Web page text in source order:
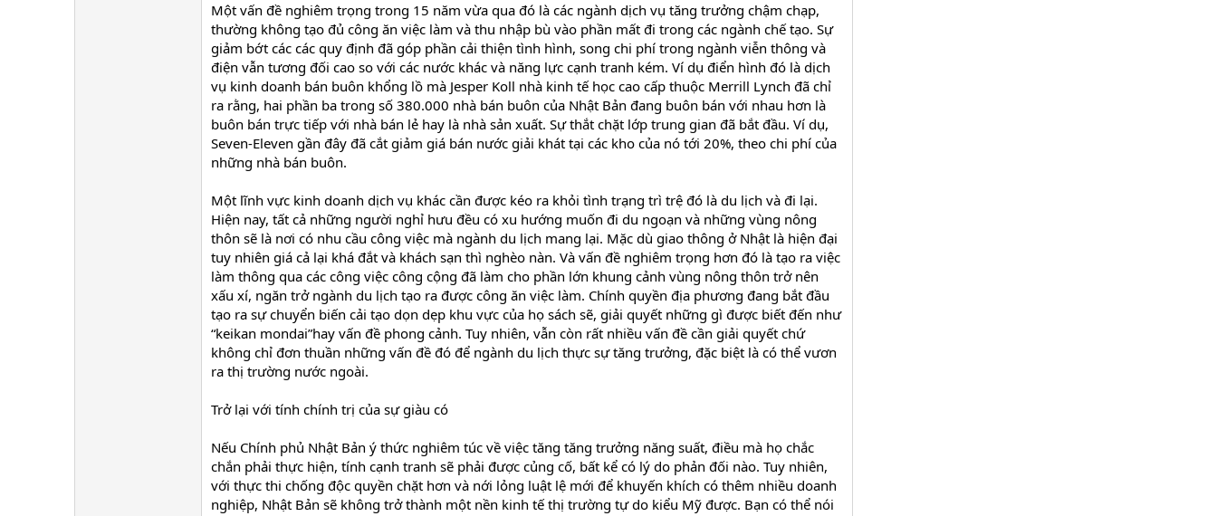
Một vấn đề nghiêm trọng trong 15 năm vừa qua đó là các ngành dịch vụ tăng trưởng chậm chạp,
thường không tạo đủ công ăn việc làm và thu nhập bù vào phần mất đi trong các ngành chế tạo. Sự
giảm bớt các các quy định đã góp phần cải thiện tình hình, song chi phí trong ngành viễn thông và
điện vẫn tương đối cao so với các nước khác và năng lực cạnh tranh kém. Ví dụ điển hình đó là dịch
vụ kinh doanh bán buôn khổng lồ mà Jesper Koll nhà kinh tế học cao cấp thuộc Merrill Lynch đã chỉ
ra rằng, hai phần ba trong số 380.000 nhà bán buôn của Nhật Bản đang buôn bán với nhau hơn là
buôn bán trực tiếp với nhà bán lẻ hay là nhà sản xuất. Sự thắt chặt lớp trung gian đã bắt đầu. Ví dụ,
Seven-Eleven gần đây đã cắt giảm giá bán nước giải khát tại các kho của nó tới 20%, theo chi phí của
những nhà bán buôn.
Một lĩnh vực kinh doanh dịch vụ khác cần được kéo ra khỏi tình trạng trì trệ đó là du lịch và đi lại.
Hiện nay, tất cả những người nghỉ hưu đều có xu hướng muốn đi du ngoạn và những vùng nông
thôn sẽ là nơi có nhu cầu công việc mà ngành du lịch mang lại. Mặc dù giao thông ở Nhật là hiện đại
tuy nhiên giá cả lại khá đắt và khách sạn thì nghèo nàn. Và vấn đề nghiêm trọng hơn đó là tạo ra việc
làm thông qua các công việc công cộng đã làm cho phần lớn khung cảnh vùng nông thôn trở nên
xấu xí, ngăn trở ngành du lịch tạo ra được công ăn việc làm. Chính quyền địa phương đang bắt đầu
tạo ra sự chuyển biến cải tạo dọn dẹp khu vực của họ sách sẽ, giải quyết những gì được biết đến như
“keikan mondai”hay vấn đề phong cảnh. Tuy nhiên, vẫn còn rất nhiều vấn đề cần giải quyết chứ
không chỉ đơn thuần những vấn đề đó để ngành du lịch thực sự tăng trưởng, đặc biệt là có thể vươn
ra thị trường nước ngoài.
Trở lại với tính chính trị của sự giàu có
Nếu Chính phủ Nhật Bản ý thức nghiêm túc về việc tăng tăng trưởng năng suất, điều mà họ chắc
chắn phải thực hiện, tính cạnh tranh sẽ phải được củng cố, bất kể có lý do phản đối nào. Tuy nhiên,
với thực thi chống độc quyền chặt hơn và nới lỏng luật lệ mới để khuyến khích có thêm nhiều doanh
nghiệp, Nhật Bản sẽ không trở thành một nền kinh tế thị trường tự do kiểu Mỹ được. Bạn có thể nói